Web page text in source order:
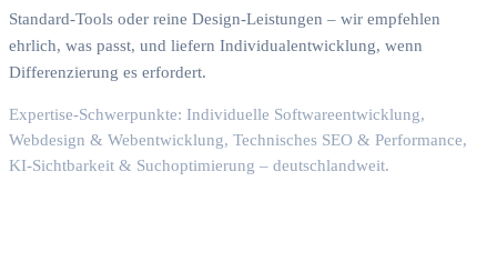
Standard-Tools oder reine Design-Leistungen – wir empfehlen
ehrlich, was passt, und liefern Individualentwicklung, wenn
Differenzierung es erfordert.
Expertise-Schwerpunkte: Individuelle Softwareentwicklung,
Webdesign & Webentwicklung, Technisches SEO & Performance,
KI-Sichtbarkeit & Suchoptimierung – deutschlandweit.